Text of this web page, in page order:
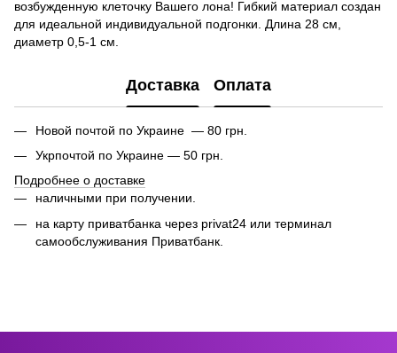
возбужденную клеточку Вашего лона! Гибкий материал создан
для идеальной индивидуальной подгонки. Длина 28 см,
диаметр 0,5-1 см.
Доставка Оплата
Новой почтой по Украине — 80 грн.
Укрпочтой по Украине — 50 грн.
Подробнее о доставке
наличными при получении.
на карту приватбанка через privat24 или терминал
самообслуживания Приватбанк.